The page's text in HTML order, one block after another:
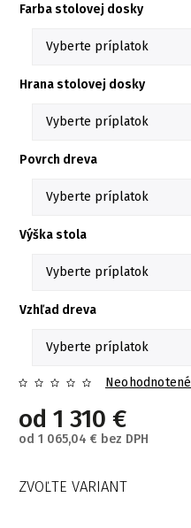
Farba stolovej dosky
Hrana stolovej dosky
Povrch dreva
Výška stola
Vzhľad dreva
Neohodnotené
od 1 310 €
od 1 065,04 € bez DPH
ZVOĽTE VARIANT